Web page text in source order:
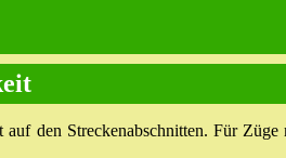
den Streckenabschnitten. Für